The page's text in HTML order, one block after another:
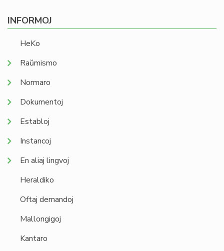
INFORMOJ
HeKo
Raŭmismo
Normaro
Dokumentoj
Establoj
Instancoj
En aliaj lingvoj
Heraldiko
Oftaj demandoj
Mallongigoj
Kantaro